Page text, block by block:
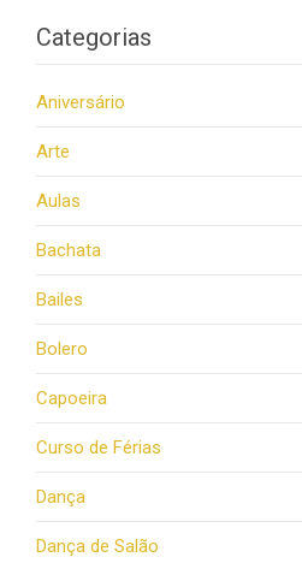
Categorias
Aniversário
Arte
Aulas
Bachata
Bailes
Bolero
Capoeira
Curso de Férias
Dança
Dança de Salão